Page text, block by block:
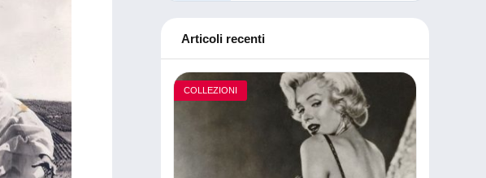
Articoli recenti
COLLEZIONI